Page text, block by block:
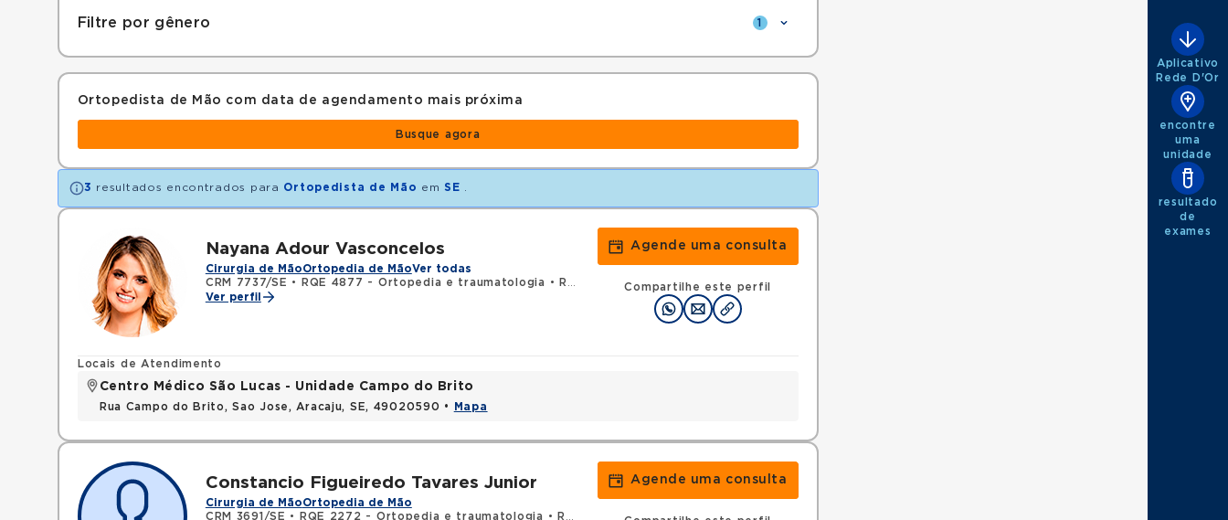
Filtre por gênero 1
Ortopedista de Mão com data de agendamento mais próxima
Busque agora
3 resultados encontrados para Ortopedista de Mão em SE
Nayana Adour Vasconcelos
Cirurgia de MãoOrtopedia de MãoVer todas
CRM 7737/SE • RQE 4877 - Ortopedia e traumatologia •
RQE 5037 - Medicina do tráfego
Ver perfil
Agende uma consulta
Compartilhe este perfil
Locais de Atendimento
Centro Médico São Lucas - Unidade Campo do Brito
Rua Campo do Brito, Sao Jose, Aracaju, SE, 49020590 • Mapa
Constancio Figueiredo Tavares Junior
Cirurgia de MãoOrtopedia de Mão
CRM 3691/SE • RQE 2272 - Ortopedia e traumatologia •
RQE 2273 - Cirurgia da mão
Agende uma consulta
Aplicativo
Rede D'Or
encontre
uma
unidade
resultado
de
exames